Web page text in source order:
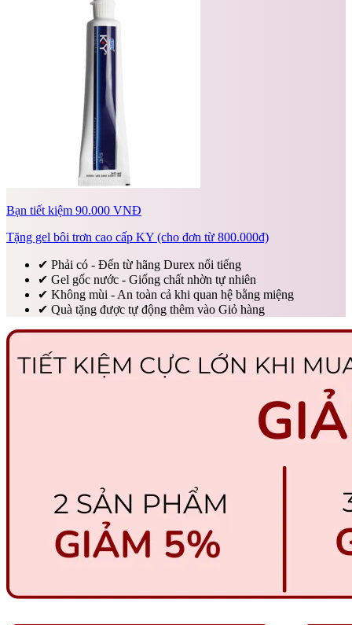
Bạn tiết kiệm 90.000 VNĐ
Tặng gel bôi trơn cao cấp KY (cho đơn từ 800.000đ)
✔ Phải có - Đến từ hãng Durex nổi tiếng
✔ Gel gốc nước - Giống chất nhờn tự nhiên
✔ Không mùi - An toàn cả khi quan hệ bằng miệng
✔ Quà tặng được tự động thêm vào Giỏ hàng